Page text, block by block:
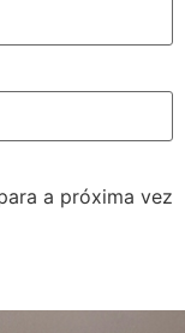
a próxima vez